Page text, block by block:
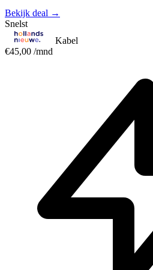
Bekijk deal →
Snelst
Kabel
€45,00 /mnd